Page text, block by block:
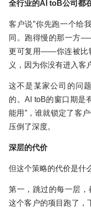
全行业的AI toB公司都
客户说”你先跑一个给
同。跑得慢的那一方
更可复用——你连被比
义，因为你没有进入客
这不是某家公司的问
的。AI toB的窗口期
能用”，谁就锁定了客
压倒了深度。
深层的代价
但这个策略的代价是什
第一，跳过的每一层，
这个客户的项目跑了，